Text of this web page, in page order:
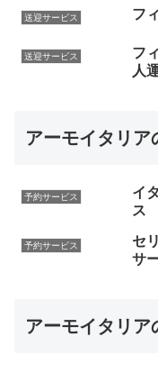
送迎サービス フ
送迎サービス
フ
人
アーモイタリア
予約サービス
イ
ス
予約サービス
セ
サ
アーモイタリア